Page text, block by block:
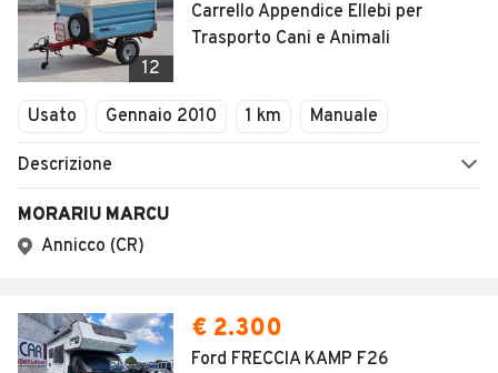
12
Carrello Appendice Ellebi per
Trasporto Cani e Animali
Usato Gennaio 2010 1 km Manuale
Descrizione
MORARIU MARCU
Annicco (CR)
€ 2.300
Ford FRECCIA KAMP F26